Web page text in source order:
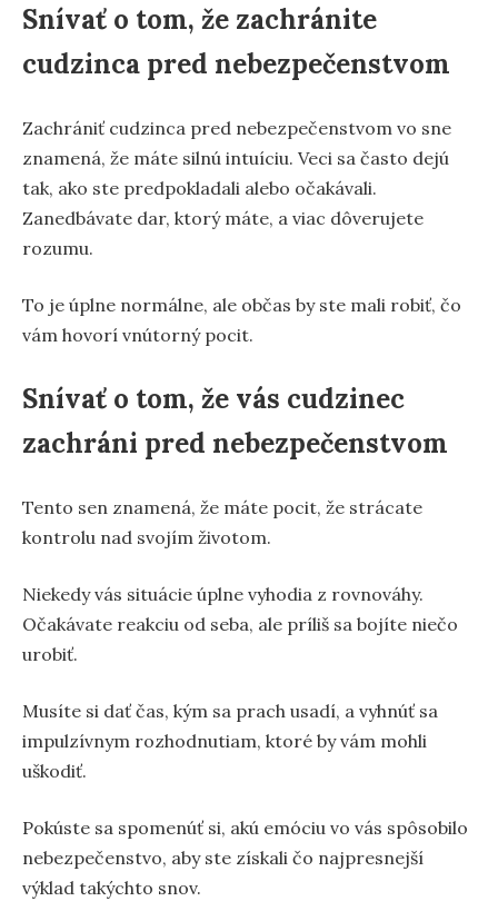
Snívať o tom, že zachránite
cudzinca pred nebezpečenstvom
Zachrániť cudzinca pred nebezpečenstvom vo sne
znamená, že máte silnú intuíciu. Veci sa často dejú
tak, ako ste predpokladali alebo očakávali.
Zanedbávate dar, ktorý máte, a viac dôverujete
rozumu.
To je úplne normálne, ale občas by ste mali robiť, čo
vám hovorí vnútorný pocit.
Snívať o tom, že vás cudzinec
zachráni pred nebezpečenstvom
Tento sen znamená, že máte pocit, že strácate
kontrolu nad svojím životom.
Niekedy vás situácie úplne vyhodia z rovnováhy.
Očakávate reakciu od seba, ale príliš sa bojíte niečo
urobiť.
Musíte si dať čas, kým sa prach usadí, a vyhnúť sa
impulzívnym rozhodnutiam, ktoré by vám mohli
uškodiť.
Pokúste sa spomenúť si, akú emóciu vo vás spôsobilo
nebezpečenstvo, aby ste získali čo najpresnejší
výklad takýchto snov.